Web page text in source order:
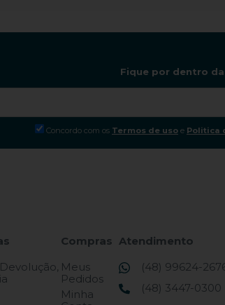
Fique por dentro
Concordo com os Termos de uso e Politica
Compras
Meus
Pedidos
Minha
Atendimento
(48) 99624-
(48) 3447-0300